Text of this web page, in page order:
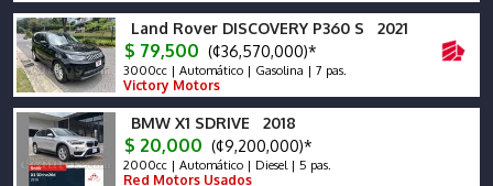
Land Rover DISCOVERY P360 S 2021
$ 79,500 (¢36,570,000)*
3000cc | Automático | Gasolina | 7 pas.
Victory Motors
BMW X1 SDRIVE 2018
$ 20,000 (¢9,200,000)*
2000cc | Automático | Diesel | 5 pas.
Red Motors Usados